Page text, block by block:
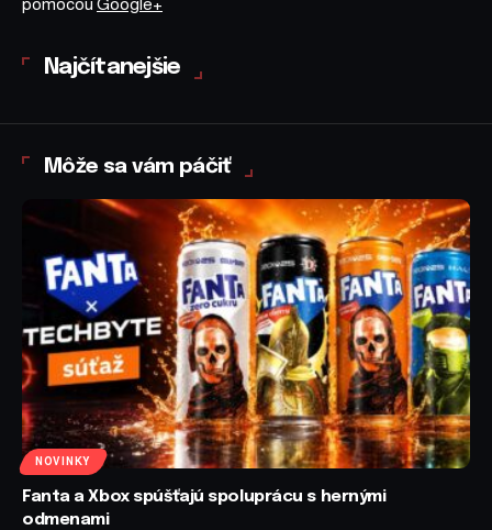
pomocou Google+
Najčítanejšie
Môže sa vám páčiť
NOVINKY
Fanta a Xbox spúšťajú spoluprácu s hernými
odmenami